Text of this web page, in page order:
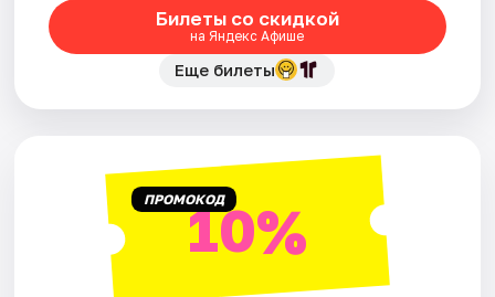
Билеты со скидкой
на Яндекс Афише
Еще билеты
ПРОМОКОД10%